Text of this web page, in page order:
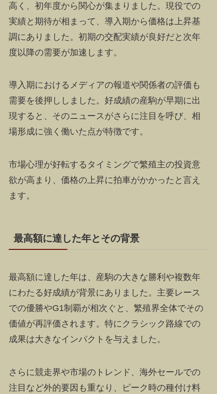
高く、初年度から関心が集まりました。現役での
実績と期待が相まって、導入期から価格は上昇基
調にありました。初期の交配実績が良好だと次年
度以降の需要が加速します。
導入期におけるメディアの報道や関係者の評価も
需要を後押ししました。好成績の産駒が早期に出
現すると、そのニュースがさらに注目を呼び、相
場形成に強く働いた点が特徴です。
市場心理が好転するタイミングで繁殖主の投資意
欲が高まり、価格の上昇に拍車がかかったと言え
ます。
最高額に達した年とその背景
最高額に達した年は、産駒の大きな勝利や複数年
にわたる好成績が背景にありました。主要レース
での優勝やG1制覇が相次ぐと、繁殖界全体でその
価値が再評価されます。特にクラシック路線での
成果は大きなインパクトを与えました。
さらに競走界や市場のトレンド、海外セールでの
注目など外的要因も重なり、ピーク時の種付け料